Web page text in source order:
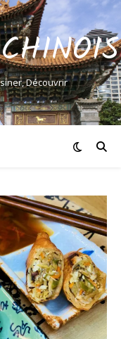
Découvrir